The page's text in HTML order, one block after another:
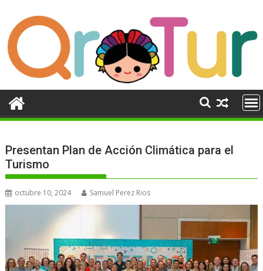
contenido
Presentan Plan de Acción Climática para el
Turismo
octubre 10, 2024 Samuel Perez Rios